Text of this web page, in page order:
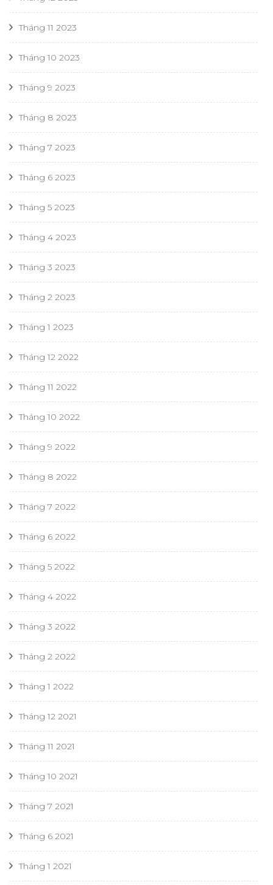
Tháng 11 2023
Tháng 10 2023
Tháng 9 2023
Tháng 8 2023
Tháng 7 2023
Tháng 6 2023
Tháng 5 2023
Tháng 4 2023
Tháng 3 2023
Tháng 2 2023
Tháng 1 2023
Tháng 12 2022
Tháng 11 2022
Tháng 10 2022
Tháng 9 2022
Tháng 8 2022
Tháng 7 2022
Tháng 6 2022
Tháng 5 2022
Tháng 4 2022
Tháng 3 2022
Tháng 2 2022
Tháng 1 2022
Tháng 12 2021
Tháng 11 2021
Tháng 10 2021
Tháng 7 2021
Tháng 6 2021
Tháng 1 2021